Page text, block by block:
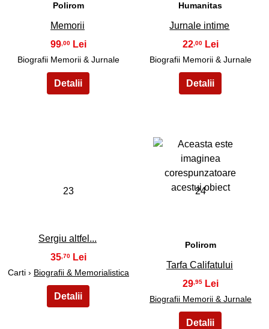
Polirom
Memorii
99,00
Biografii Memorii & Jurnale
Humanitas
Jurnale intime
22 ,00
Biografii Memorii & Jurnale
23
Sergiu altfel...
35,70
Carti › Biografii & Memorialistica
24
Polirom
Tarfa Califatului
29,95
Biografii Memorii & Jurnale